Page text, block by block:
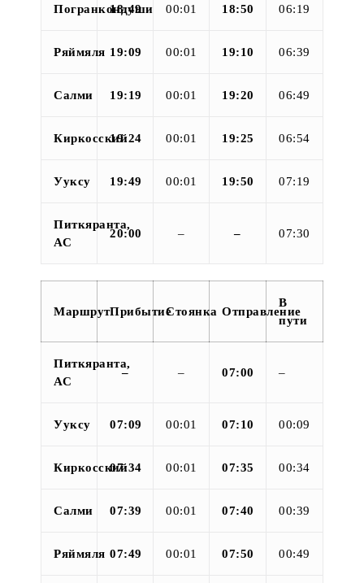
Погранкондуши
18:49 00:01 18:50 06:19
Ряймяля 19:09 00:01 19:10 06:39
Салми 19:19 00:01 19:20 06:49
Киркосский
19:24 00:01 19:25 06:54
Ууксу 19:49 00:01 19:50 07:19
Питкяранта,
АС
20:00 – – 07:30
МаршрутПрибытиеСтоянка Отправление
В
пути
Питкяранта,
АС
– – 07:00 –
Ууксу 07:09 00:01 07:10 00:09
Киркосский
07:34 00:01 07:35 00:34
Салми 07:39 00:01 07:40 00:39
Ряймяля 07:49 00:01 07:50 00:49